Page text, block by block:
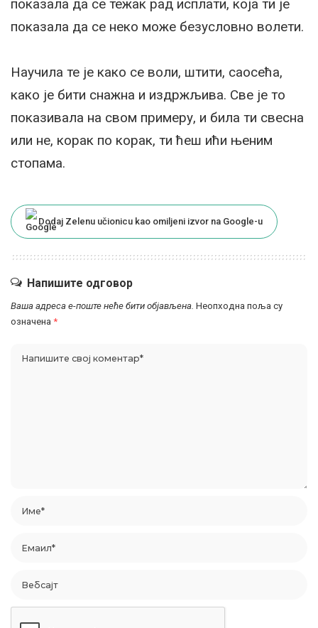
показала да се тежак рад исплати, која ти је
показала да се неко може безусловно волети.
Научила те је како се воли, штити, саосећа,
како је бити снажна и издржљива. Све је то
показивала на свом примеру, и била ти свесна
или не, корак по корак, ти ћеш ићи њеним
стопама.
Dodaj Zelenu učionicu kao omiljeni izvor na Google-u
Напишите одговор
Ваша адреса е-поште неће бити објављена. Неопходна поља су
означена *